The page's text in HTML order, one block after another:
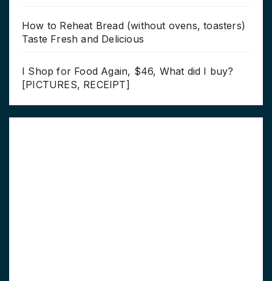
How to Reheat Bread (without ovens, toasters)
Taste Fresh and Delicious
I Shop for Food Again, $46, What did I buy?
[PICTURES, RECEIPT]